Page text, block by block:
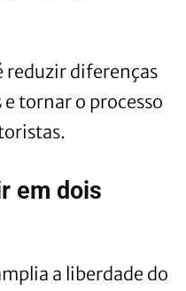
reduzir diferenças
tornar o processo
em dois
a liberdade do